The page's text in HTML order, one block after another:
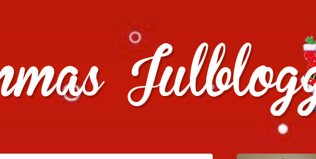
julklappstips, julkalendrar, adventskalendrar , julpyssel och julrecept!